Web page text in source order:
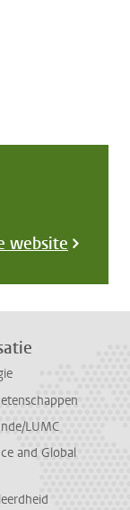
website
LUMC
and Global